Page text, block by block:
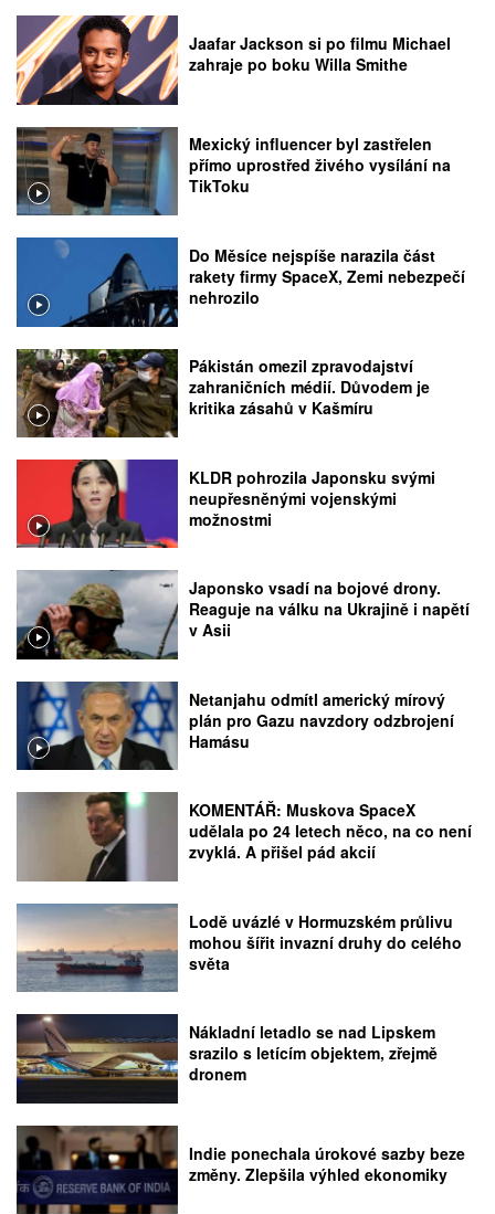
Jaafar Jackson si po filmu Michael
zahraje po boku Willa Smithe
Mexický influencer byl zastřelen
přímo uprostřed živého vysílání na
TikToku
Do Měsíce nejspíše narazila část
rakety firmy SpaceX, Zemi nebezpečí
nehrozilo
Pákistán omezil zpravodajství
zahraničních médií. Důvodem je
kritika zásahů v Kašmíru
KLDR pohrozila Japonsku svými
neupřesněnými vojenskými
možnostmi
Japonsko vsadí na bojové drony.
Reaguje na válku na Ukrajině i napětí
v Asii
Netanjahu odmítl americký mírový
plán pro Gazu navzdory odzbrojení
Hamásu
KOMENTÁŘ: Muskova SpaceX
udělala po 24 letech něco, na co není
zvyklá. A přišel pád akcií
Lodě uvázlé v Hormuzském průlivu
mohou šířit invazní druhy do celého
světa
Nákladní letadlo se nad Lipskem
srazilo s letícím objektem, zřejmě
dronem
Indie ponechala úrokové sazby beze
změny. Zlepšila výhled ekonomiky